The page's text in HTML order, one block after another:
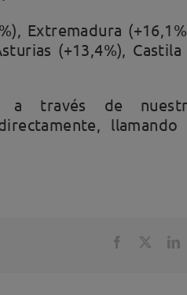
Extremadura
(+13,4%), Castila
a través de
llamando
Facebook